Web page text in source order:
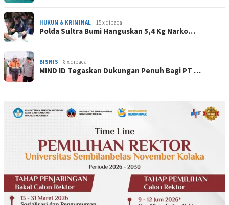
HUKUM & KRIMINAL 15 x dibaca
Polda Sultra Bumi Hanguskan 5,4 Kg Narko…
BISNIS 8 x dibaca
MIND ID Tegaskan Dukungan Penuh Bagi PT …